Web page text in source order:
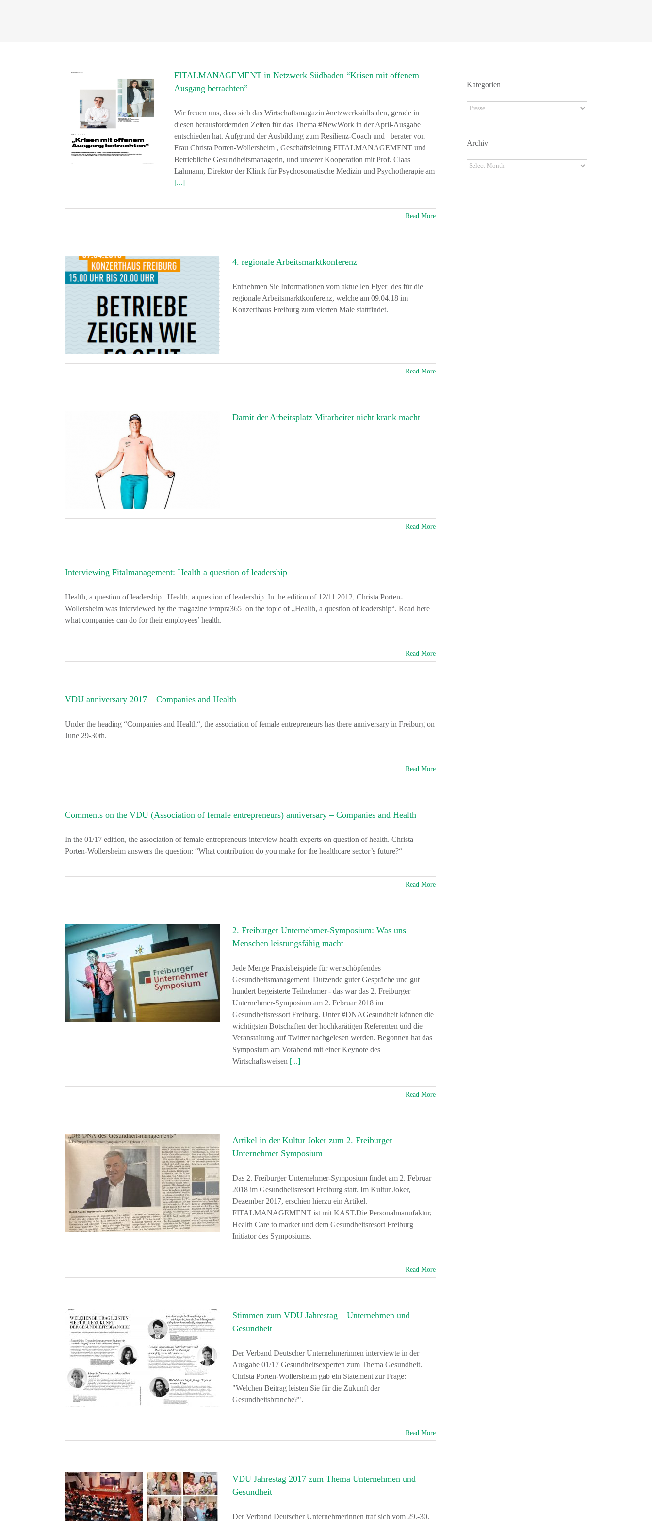
FITALMANAGEMENT in Netzwerk Südbaden “Krisen mit offenem
Ausgang betrachten”
Wir freuen uns, dass sich das Wirtschaftsmagazin #netzwerksüdbaden, gerade in
diesen herausfordernden Zeiten für das Thema #NewWork in der April-Ausgabe
entschieden hat. Aufgrund der Ausbildung zum Resilienz-Coach und –berater von
Frau Christa Porten-Wollersheim , Geschäftsleitung FITALMANAGEMENT und
Betriebliche Gesundheitsmanagerin, und unserer Kooperation mit Prof. Claas
Lahmann, Direktor der Klinik für Psychosomatische Medizin und Psychotherapie am
[...]
Read More
4. regionale Arbeitsmarktkonferenz
Entnehmen Sie Informationen vom aktuellen Flyer des für die
regionale Arbeitsmarktkonferenz, welche am 09.04.18 im
Konzerthaus Freiburg zum vierten Male stattfindet.
Read More
Damit der Arbeitsplatz Mitarbeiter nicht krank macht
Read More
Interviewing Fitalmanagement: Health a question of leadership
Health, a question of leadership Health, a question of leadership In the edition of 12/11 2012, Christa Porten-
Wollersheim was interviewed by the magazine tempra365 on the topic of „Health, a question of leadership“. Read here
what companies can do for their employees’ health.
Read More
VDU anniversary 2017 – Companies and Health
Under the heading “Companies and Health“, the association of female entrepreneurs has there anniversary in Freiburg on
June 29-30th.
Read More
Comments on the VDU (Association of female entrepreneurs) anniversary – Companies and Health
In the 01/17 edition, the association of female entrepreneurs interview health experts on question of health. Christa
Porten-Wollersheim answers the question: “What contribution do you make for the healthcare sector’s future?“
Read More
2. Freiburger Unternehmer-Symposium: Was uns
Menschen leistungsfähig macht
Jede Menge Praxisbeispiele für wertschöpfendes
Gesundheitsmanagement, Dutzende guter Gespräche und gut
hundert begeisterte Teilnehmer - das war das 2. Freiburger
Unternehmer-Symposium am 2. Februar 2018 im
Gesundheitsressort Freiburg. Unter #DNAGesundheit können die
wichtigsten Botschaften der hochkarätigen Referenten und die
Veranstaltung auf Twitter nachgelesen werden. Begonnen hat das
Symposium am Vorabend mit einer Keynote des
Wirtschaftsweisen [...]
Read More
Artikel in der Kultur Joker zum 2. Freiburger
Unternehmer Symposium
Das 2. Freiburger Unternehmer-Symposium findet am 2. Februar
2018 im Gesundheitsresort Freiburg statt. Im Kultur Joker,
Dezember 2017, erschien hierzu ein Artikel.
FITALMANAGEMENT ist mit KAST.Die Personalmanufaktur,
Health Care to market und dem Gesundheitsresort Freiburg
Initiator des Symposiums.
Read More
Stimmen zum VDU Jahrestag – Unternehmen und
Gesundheit
Der Verband Deutscher Unternehmerinnen interviewte in der
Ausgabe 01/17 Gesundheitsexperten zum Thema Gesundheit.
Christa Porten-Wollersheim gab ein Statement zur Frage:
"Welchen Beitrag leisten Sie für die Zukunft der
Gesundheitsbranche?".
Read More
VDU Jahrestag 2017 zum Thema Unternehmen und
Gesundheit
Der Verband Deutscher Unternehmerinnen traf sich vom 29.-30.
Kategorien
Kategorien
Archiv
Archiv